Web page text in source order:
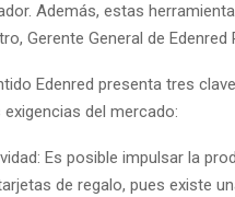
Además, estas
Gerente General de Edenred
Edenred presenta tres
del mercado:
Es posible impulsar la
de regalo, pues existe